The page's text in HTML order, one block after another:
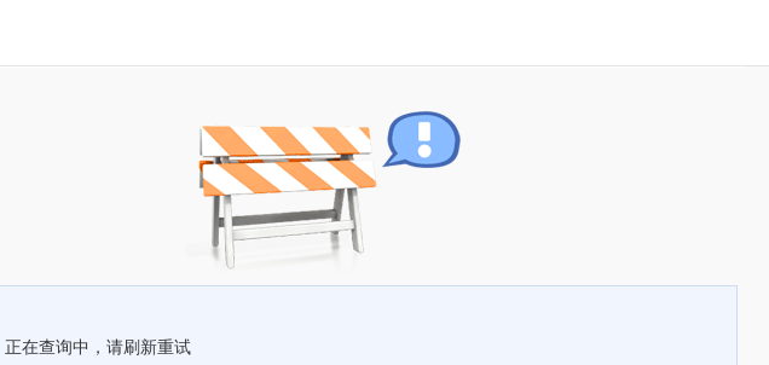
正在查询中，请刷新重试